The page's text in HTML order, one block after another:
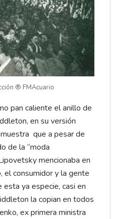
® FMAcuario
pan caliente el anillo de
en su versión
que a pesar de
de la “moda
mencionaba en
, el consumidor y la gente
ya especie, casi en
la copian en todos
ex primera ministra